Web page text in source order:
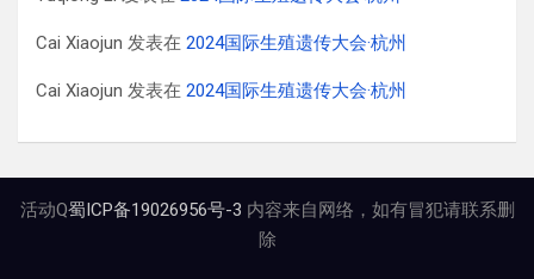
Cai Xiaojun 发表在 2024国际生殖遗传大会·杭州
Cai Xiaojun 发表在 2024国际生殖遗传大会·杭州
活动Q蜀ICP备19026956号-3 内容来自网络，如有冒犯请联系删
除